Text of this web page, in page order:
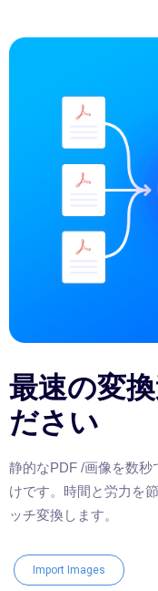
最速の変
ださい
静的なPDF /画像を数
けです。時間と労力を
ッチ変換します。
Import Images